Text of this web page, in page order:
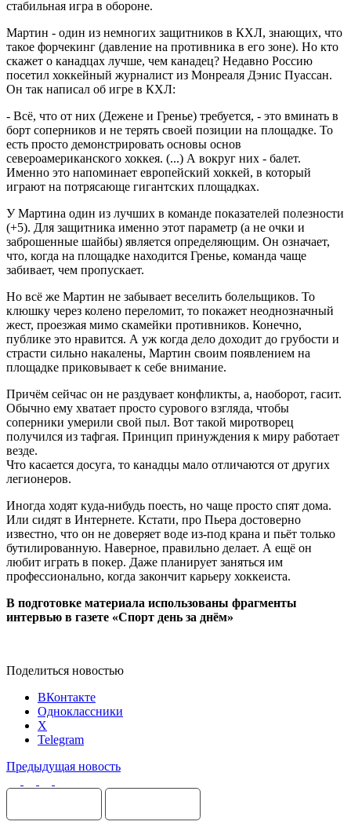
стабильная игра в обороне.
Мартин - один из немногих защитников в КХЛ, знающих, что
такое форчекинг (давление на противника в его зоне). Но кто
скажет о канадцах лучше, чем канадец? Недавно Россию
посетил хоккейный журналист из Монреаля Дэнис Пуассан.
Он так написал об игре в КХЛ:
- Всё, что от них (Дежене и Гренье) требуется, - это вминать в
борт соперников и не терять своей позиции на площадке. То
есть просто демонстрировать основы основ
североамериканского хоккея. (...) А вокруг них - балет.
Именно это напоминает европейский хоккей, в который
играют на потрясающе гигантских площадках.
У Мартина один из лучших в команде показателей полезности
(+5). Для защитника именно этот параметр (а не очки и
заброшенные шайбы) является определяющим. Он означает,
что, когда на площадке находится Гренье, команда чаще
забивает, чем пропускает.
Но всё же Мартин не забывает веселить болельщиков. То
клюшку через колено переломит, то покажет неоднозначный
жест, проезжая мимо скамейки противников. Конечно,
публике это нравится. А уж когда дело доходит до грубости и
страсти сильно накалены, Мартин своим появлением на
площадке приковывает к себе внимание.
Причём сейчас он не раздувает конфликты, а, наоборот, гасит.
Обычно ему хватает просто сурового взгляда, чтобы
соперники умерили свой пыл. Вот такой миротворец
получился из тафгая. Принцип принуждения к миру работает
везде.
Что касается досуга, то канадцы мало отличаются от других
легионеров.
Иногда ходят куда-нибудь поесть, но чаще просто спят дома.
Или сидят в Интернете. Кстати, про Пьера достоверно
известно, что он не доверяет воде из-под крана и пьёт только
бутилированную. Наверное, правильно делает. А ещё он
любит играть в покер. Даже планирует заняться им
профессионально, когда закончит карьеру хоккеиста.
В подготовке материала использованы фрагменты
интервью в газете «Спорт день за днём»
Поделиться новостью
ВКонтакте
Одноклассники
X
Telegram
Предыдущая новость